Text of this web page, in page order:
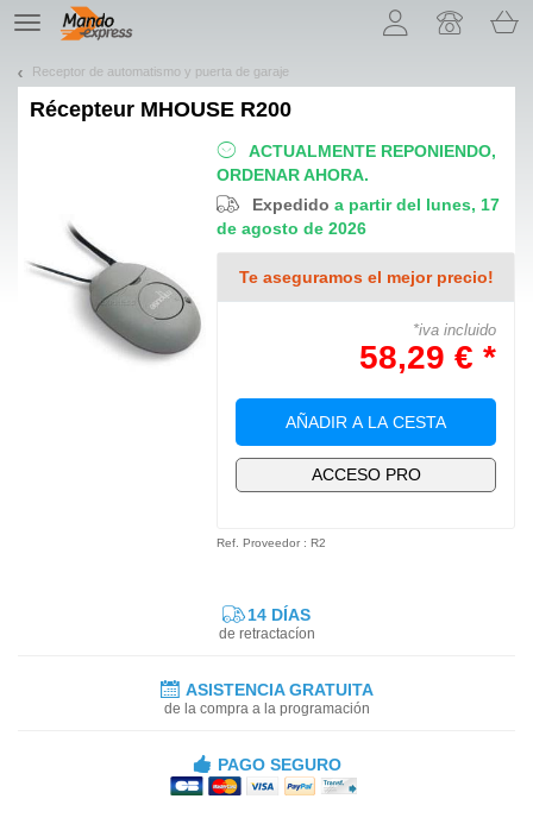
TE
navigation
Receptor de automatismo y puerta de garaje
Récepteur MHOUSE R200
ACTUALMENTE REPONIENDO,
ORDENAR AHORA.
Expedidoa partir del lunes, 17
de agosto de 2026
Te aseguramos el mejor precio!
*iva incluido
58,29 € *
AÑADIR A LA CESTA
ACCESO PRO
Ref. Proveedor : R2
14 DÍAS
de retractacíon
ASISTENCIA GRATUITA
de la compra a la programación
PAGO SEGURO
¡Permítenos presentarte nuestras cookies!